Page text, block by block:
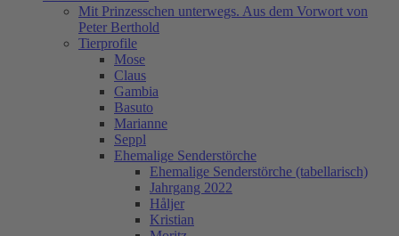
Mit Prinzesschen unterwegs. Aus dem Vorwort von
Peter Berthold
Tierprofile
Mose
Claus
Gambia
Basuto
Marianne
Seppl
Ehemalige Senderstörche
Ehemalige Senderstörche (tabellarisch)
Jahrgang 2022
Håljer
Kristian